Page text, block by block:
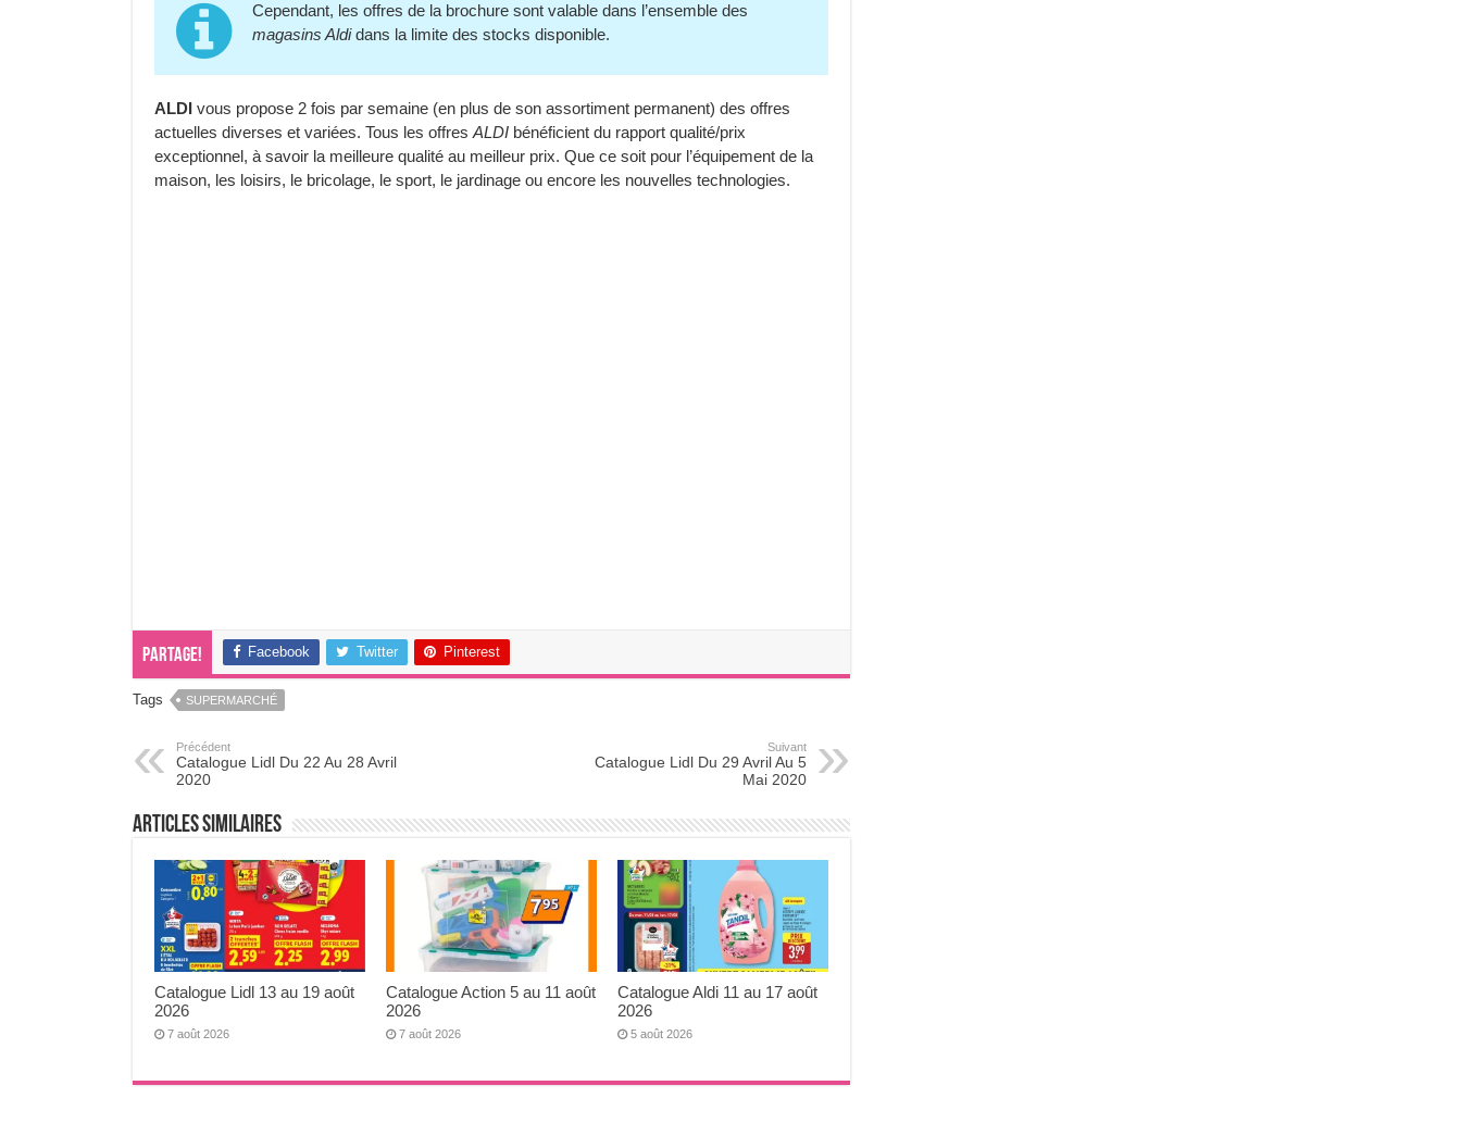
Cependant, les offres de la brochure sont valable dans l’ensemble des
magasins Aldidans la limite des stocks disponible.
ALDI vous propose 2 fois par semaine (en plus de son assortiment permanent) des offres
actuelles diverses et variées. Tous les offres ALDI bénéficient du rapport qualité/prix
exceptionnel, à savoir la meilleure qualité au meilleur prix. Que ce soit pour l’équipement de la
maison, les loisirs, le bricolage, le sport, le jardinage ou encore les nouvelles technologies.
Partage! Facebook Twitter Pinterest
Tags SUPERMARCHÉ
Précédent
Catalogue Lidl Du 22 Au 28 Avril
2020
Suivant
Catalogue Lidl Du 29 Avril Au 5
Mai 2020
Articles Similaires
Catalogue Lidl 13 au 19 août
2026
7 août 2026
Catalogue Action 5 au 11 août
2026
7 août 2026
Catalogue Aldi 11 au 17 août
2026
5 août 2026